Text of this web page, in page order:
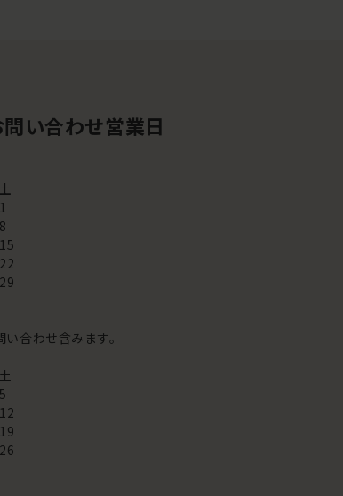
い合わせ営業日
土
1
8
15
22
29
合わせ含みます。
土
5
12
19
26